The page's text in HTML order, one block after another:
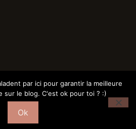
par ici pour garantir la meilleure
sur le blog. C'est ok pour toi ? :)
Ok